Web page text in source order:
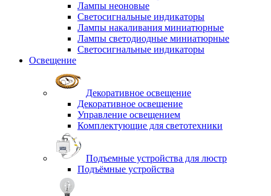
Лампы неоновые
Светосигнальные индикаторы
Лампы накаливания миниатюрные
Лампы светодиодные миниатюрные
Светосигнальные индикаторы
Освещение
Декоративное освещение
Декоративное освещение
Управление освещением
Комплектующие для светотехники
Подъемные устройства для люстр
Подъёмные устройства